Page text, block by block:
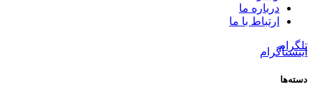
درباره ما
ارتباط با ما
تلگرام
اینستاگرام
دسته‌ها